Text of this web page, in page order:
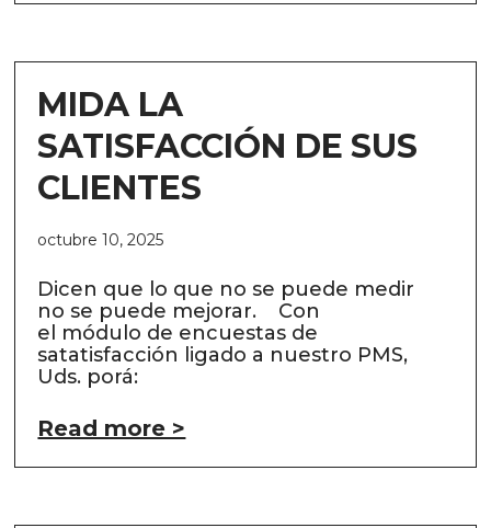
MIDA LA
SATISFACCIÓN DE SUS
CLIENTES
octubre 10, 2025
Dicen que lo que no se puede medir
no se puede mejorar. Con
el módulo de encuestas de
satatisfacción ligado a nuestro PMS,
Uds. porá:
Read more >